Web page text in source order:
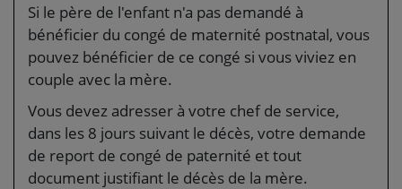
Si le père de l'enfant n'a pas demandé à
bénéficier du congé de maternité postnatal, vous
pouvez bénéficier de ce congé si vous viviez en
couple avec la mère.
Vous devez adresser à votre chef de service,
dans les 8 jours suivant le décès, votre demande
de report de congé de paternité et tout
document justifiant le décès de la mère.